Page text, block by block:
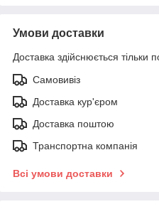
Умови доставки
Доставка здійснюється тільки
Самовивіз
Доставка кур'єром
Доставка поштою
Транспортна компанія
Всі умови доставки